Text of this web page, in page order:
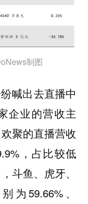
制图
喊出去直播中
企业的营收主
聚的直播营收
，占比较低
斗鱼、虎牙、
59.66%、